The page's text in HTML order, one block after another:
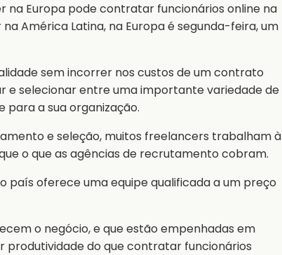
Europa pode contratar funcionários online na
América Latina, na Europa é segunda-feira, um
sem incorrer nos custos de um contrato
selecionar entre uma importante variedade de
para a sua organização.
e seleção, muitos freelancers trabalham à
o que as agências de recrutamento cobram.
oferece uma equipe qualificada a um preço
o negócio, e que estão empenhadas em
produtividade do que contratar funcionários